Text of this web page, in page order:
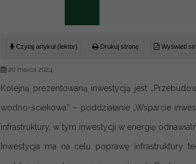
Czytaj artykuł (lektor) Drukuj stronę Wyświetl
20 marca 2024
Kolejną prezentowaną inwestycją jest
wodno-ściekowa” – poddziałanie „Wsparcie
infrastruktury, w tym inwestycji w energię
Inwestycja ma na celu poprawę infrastruktury